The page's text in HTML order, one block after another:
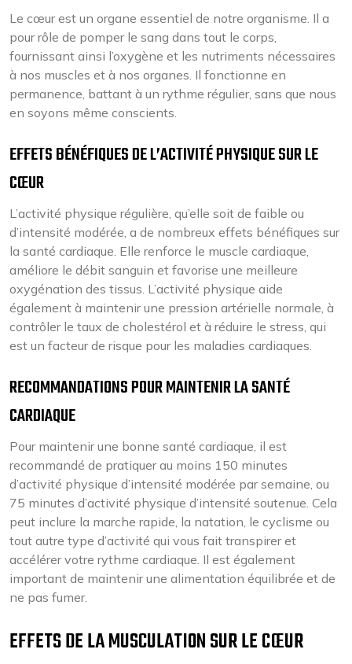
Le cœur est un organe essentiel de notre organisme. Il a
pour rôle de pomper le sang dans tout le corps,
fournissant ainsi l’oxygène et les nutriments nécessaires
à nos muscles et à nos organes. Il fonctionne en
permanence, battant à un rythme régulier, sans que nous
en soyons même conscients.
EFFETS BÉNÉFIQUES DE L’ACTIVITÉ PHYSIQUE SUR LE
CŒUR
L’activité physique régulière, qu’elle soit de faible ou
d’intensité modérée, a de nombreux effets bénéfiques sur
la santé cardiaque. Elle renforce le muscle cardiaque,
améliore le débit sanguin et favorise une meilleure
oxygénation des tissus. L’activité physique aide
également à maintenir une pression artérielle normale, à
contrôler le taux de cholestérol et à réduire le stress, qui
est un facteur de risque pour les maladies cardiaques.
RECOMMANDATIONS POUR MAINTENIR LA SANTÉ
CARDIAQUE
Pour maintenir une bonne santé cardiaque, il est
recommandé de pratiquer au moins 150 minutes
d’activité physique d’intensité modérée par semaine, ou
75 minutes d’activité physique d’intensité soutenue. Cela
peut inclure la marche rapide, la natation, le cyclisme ou
tout autre type d’activité qui vous fait transpirer et
accélérer votre rythme cardiaque. Il est également
important de maintenir une alimentation équilibrée et de
ne pas fumer.
EFFETS DE LA MUSCULATION SUR LE CŒUR